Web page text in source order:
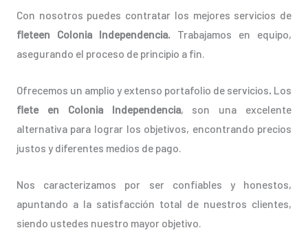
Con nosotros puedes contratar los mejores servicios de
fleteen Colonia Independencia. Trabajamos en equipo,
asegurando el proceso de principio a fin.
Ofrecemos un amplio y extenso portafolio de servicios. Los
flete en Colonia Independencia, son una excelente
alternativa para lograr los objetivos, encontrando precios
justos y diferentes medios de pago.
Nos caracterizamos por ser confiables y honestos,
apuntando a la satisfacción total de nuestros clientes,
siendo ustedes nuestro mayor objetivo.